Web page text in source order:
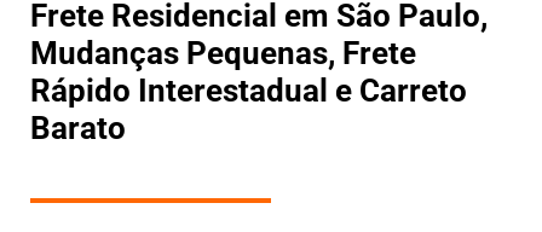
Frete Residencial em São Paulo,
Mudanças Pequenas, Frete
Rápido Interestadual e Carreto
Barato